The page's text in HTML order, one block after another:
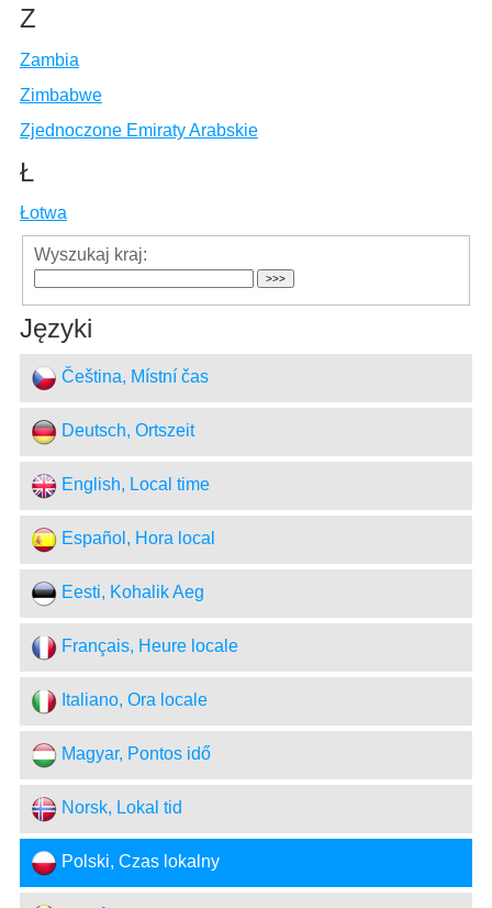
Z
Zambia
Zimbabwe
Zjednoczone Emiraty Arabskie
Ł
Łotwa
Wyszukaj kraj:
Języki
Čeština, Místní čas
Deutsch, Ortszeit
English, Local time
Español, Hora local
Eesti, Kohalik Aeg
Français, Heure locale
Italiano, Ora locale
Magyar, Pontos idő
Norsk, Lokal tid
Polski, Czas lokalny